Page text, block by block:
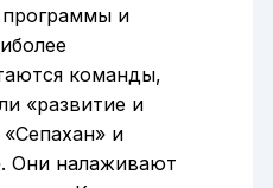
и
команды,
«развитие и
и
Они налаживают